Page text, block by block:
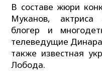
В составе жюри
Муканов, актриса
блогер и
телеведущие
также известная
Лобода.